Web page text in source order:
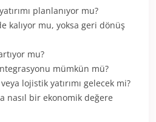
planlanıyor mu?
kalıyor mu, yoksa geri dönüş
mu?
mümkün mü?
lojistik yatırımı gelecek mi?
nasıl bir ekonomik değere